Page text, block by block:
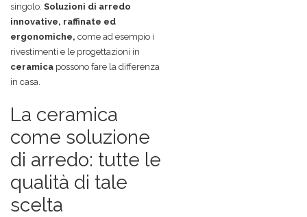
singolo. Soluzioni di arredo
innovative, raffinate ed
ergonomiche, come ad esempio i
rivestimenti e le progettazioni in
ceramica possono fare la differenza
in casa.
La ceramica
come soluzione
di arredo: tutte le
qualità di tale
scelta